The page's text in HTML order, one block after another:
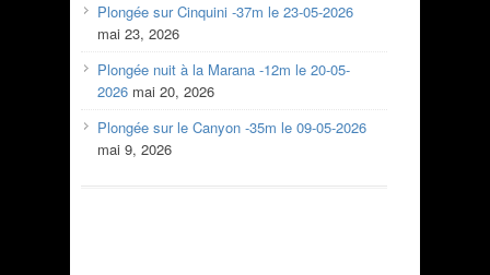
Plongée sur Cinquini -37m le 23-05-2026
mai 23, 2026
Plongée nuit à la Marana -12m le 20-05-
2026 mai 20, 2026
Plongée sur le Canyon -35m le 09-05-2026
mai 9, 2026